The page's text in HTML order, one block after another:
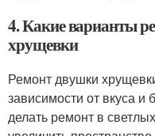
4. Какие варианты
хрущевки
Ремонт двушки
зависимости от вкуса
делать ремонт в